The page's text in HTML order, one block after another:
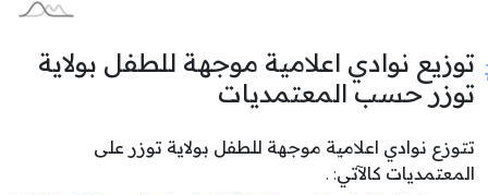
توزيع نوادي اعلامية موجهة للطفل بولاية
توزر حسب المعتمديات
تتوزع نوادي اعلامية موجهة للطفل بولاية توزر على
المعتمديات كالآتي: .